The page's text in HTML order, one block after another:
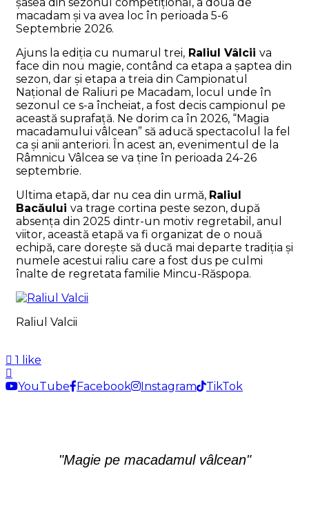
macadam și va avea loc în perioada 5-6
Septembrie 2026.
Ajuns la ediția cu numarul trei, Raliul Vâlcii va
face din nou magie, contând ca etapa a șaptea din
sezon, dar și etapa a treia din Campionatul
Național de Raliuri pe Macadam, locul unde în
sezonul ce s-a încheiat, a fost decis campionul pe
această suprafață. Ne dorim ca în 2026, “Magia
macadamului vâlcean” să aducă spectacolul la fel
ca și anii anteriori. În acest an, evenimentul de la
Râmnicu Vâlcea se va ține în perioada 24-26
septembrie.
Ultima etapă, dar nu cea din urmă, Raliul
Bacăului va trage cortina peste sezon, după
absența din 2025 dintr-un motiv regretabil, anul
viitor, această etapă va fi organizat de o nouă
echipă, care dorește să ducă mai departe tradiția și
numele acestui raliu care a fost dus pe culmi
înalte de regretata familie Mincu-Răspopa.
Raliul Valcii
1 like
YouTube
Facebook Instagram TikTok
"Magie pe macadamul vâlcean"